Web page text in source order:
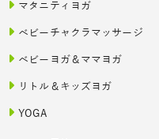
マタニティヨガ
ベビーチャクラマッサージ
ベビーヨガ＆ママヨガ
リトル＆キッズヨガ
YOGA